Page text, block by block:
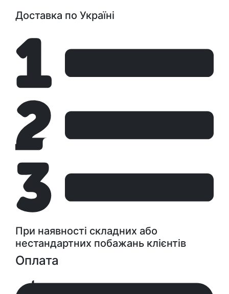
Доставка по Україні
При наявності складних або
нестандартних побажань клієнтів
Оплата